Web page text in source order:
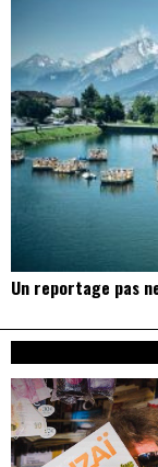
Un reportage pas